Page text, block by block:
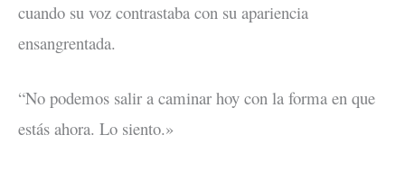
cuando su voz contrastaba con su apariencia
ensangrentada.
“No podemos salir a caminar hoy con la forma en que
estás ahora. Lo siento.»